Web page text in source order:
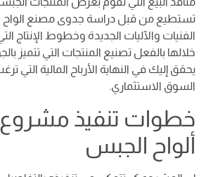
تستطيع من قبل دراسة جدوى مصنع الواح
الفنيات والآليات الجديدة وخطوط الإنتاج
خلالها بالفعل تصنيع المنتجات التي تتميز
يحقق إليك في النهاية الأرباح المالية التي
السوق الاستثماري.
خطوات تنفيذ
ألواح الجبس